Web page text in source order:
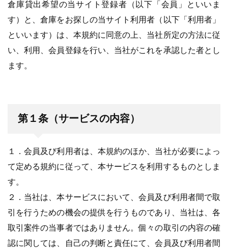
倉庫貸出希望の当サイト登録者（以下「会員」といいま
す）と、倉庫をお探しの当サイト利用者（以下「利用者」
といいます）は、本規約に同意の上、当社所定の方法に従
い、利用、会員登録を行い、当社がこれを承認した者とし
ます。
第１条（サービスの内容）
１．会員及び利用者は、本規約のほか、当社が必要によっ
て定める規約に従って、本サービスを利用するものとしま
す。
２．当社は、本サービスにおいて、会員及び利用者間で取
引を行うための機会の提供を行うものであり、当社は、各
取引案件の当事者ではありません。個々の取引の内容の確
認に関しては、自己の判断と責任にて、会員及び利用者間